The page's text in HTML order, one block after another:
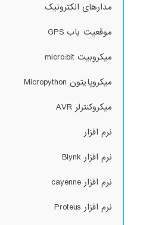
مدارهای الکترونیک
موقعیت یاب GPS
میکروبیت micro:bit
میکروپایتون Micropython
میکروکنترلر AVR
نرم افزار
نرم افزار Blynk
نرم افزار cayenne
نرم افزار Proteus